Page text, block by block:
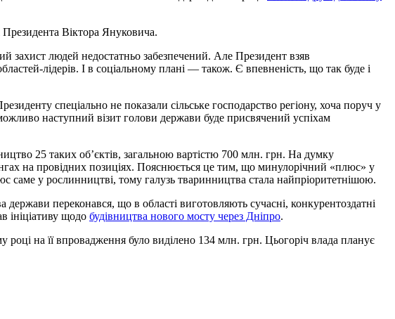
Президента Віктора Януковича.
людей недостатньо забезпечений. Але Президент взяв
лідерів. І в соціальному плані — також. Є впевненість, що так буде і
спеціально не показали сільське господарство регіону, хоча поруч у
наступний візит голови держави буде присвячений успіхам
25 таких об’єктів, загальною вартістю 700 млн. грн. На думку
на провідних позиціях. Пояснюється це тим, що минулорічний «плюс» у
саме у рослинництві, тому галузь тваринництва стала найпріоритетнішою.
переконався, що в області виготовляють сучасні, конкурентоздатні
ініціативу щодо будівництва нового мосту через Дніпро.
на її впровадження було виділено 134 млн. грн. Цьогоріч влада планує